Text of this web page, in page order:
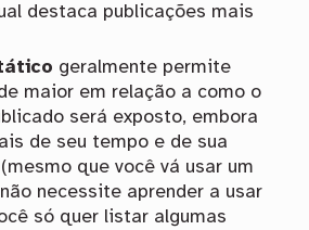
destaca publicações mais
geralmente permite
maior em relação a como o
será exposto, embora
de seu tempo e de sua
que você vá usar um
necessite aprender a usar
só quer listar algumas